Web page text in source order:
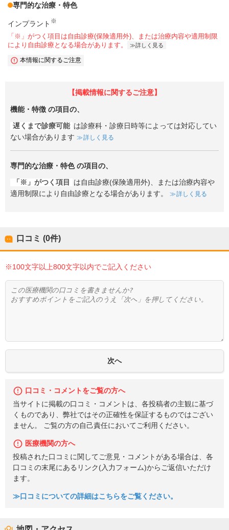
専門的な治療・特色
インプラント ※
「※」がつく項目は自由診療(保険適用外)、または治療内容や適用制限
により自由診療となる場合があります。
詳しく見る
本情報に関するご注意
【掲載情報に関するご注意】
機能・特徴 の項目の、
遅くまで診療可能 は診療科・診療日時等によっては対応してい
ない場合があります
詳しく見る
専門的な治療・特色の項目の、
「※」がつく項目
は自由診療(保険適用外)、または治療内容や
適用制限により自由診療となる場合があります。
詳しく見る
口コミ (0件)
※100文字以上800文字以内でご記入ください
口コミ・コメントをご覧の方へ
当サイトに掲載の口コミ・コメントは、各投稿者の主観に基づ
くものであり、弊社ではその正確性を保証するものではござい
ません。 ご覧の方の自己責任においてご利用ください。
医療機関の方へ
投稿された口コミに関してご意見・コメントがある場合は、各
口コミの末尾にあるリンク(入力フォーム)からご返信いただけ
ます。
≫口コミについての詳細はこちらをご覧ください。